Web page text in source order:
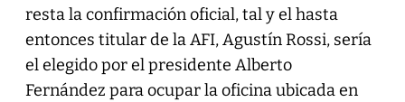
resta la confirmación oficial, tal y el hasta
entonces titular de la AFI, Agustín Rossi, sería
el elegido por el presidente Alberto
Fernández para ocupar la oficina ubicada en